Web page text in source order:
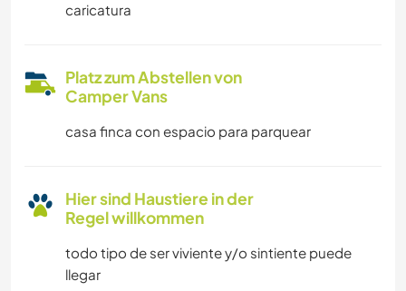
caricatura
Platz zum Abstellen von
Camper Vans
casa finca con espacio para parquear
Hier sind Haustiere in der
Regel willkommen
todo tipo de ser viviente y/o sintiente puede
llegar